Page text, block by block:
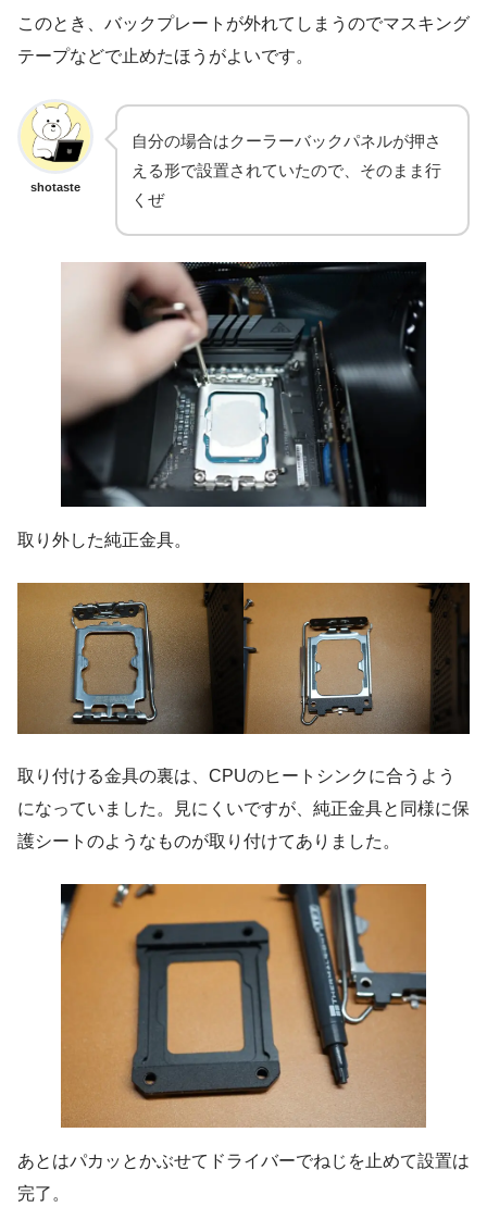
このとき、バックプレートが外れてしまうのでマスキング
テープなどで止めたほうがよいです。
shotaste
自分の場合はクーラーバックパネルが押さ
える形で設置されていたので、そのまま行
くぜ
取り外した純正金具。
取り付ける金具の裏は、CPUのヒートシンクに合うよう
になっていました。見にくいですが、純正金具と同様に保
護シートのようなものが取り付けてありました。
あとはパカッとかぶせてドライバーでねじを止めて設置は
完了。